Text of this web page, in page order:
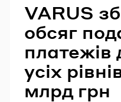
VARUS
обсяг
платежів
усіх
млрд грн